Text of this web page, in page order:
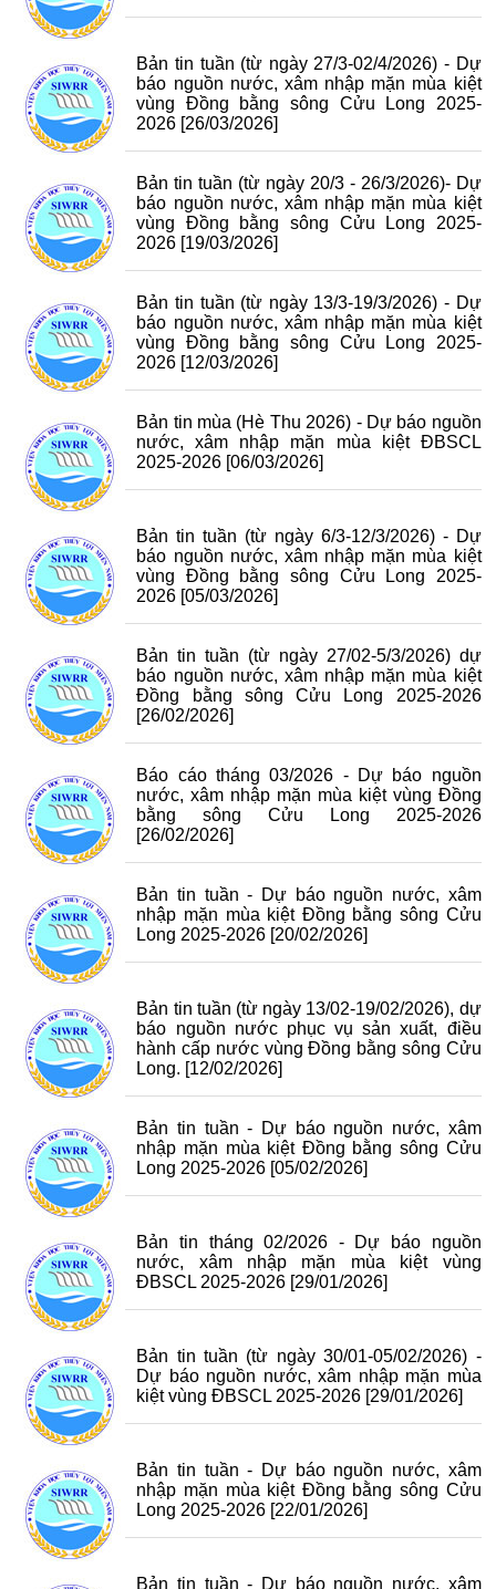
Bản tin tuần (từ ngày 27/3-02/4/2026) - Dự
báo nguồn nước, xâm nhập mặn mùa kiệt
vùng Đồng bằng sông Cửu Long 2025-
2026 [26/03/2026]
Bản tin tuần (từ ngày 20/3 - 26/3/2026)- Dự
báo nguồn nước, xâm nhập mặn mùa kiệt
vùng Đồng bằng sông Cửu Long 2025-
2026 [19/03/2026]
Bản tin tuần (từ ngày 13/3-19/3/2026) - Dự
báo nguồn nước, xâm nhập mặn mùa kiệt
vùng Đồng bằng sông Cửu Long 2025-
2026 [12/03/2026]
Bản tin mùa (Hè Thu 2026) - Dự báo nguồn
nước, xâm nhập mặn mùa kiệt ĐBSCL
2025-2026 [06/03/2026]
Bản tin tuần (từ ngày 6/3-12/3/2026) - Dự
báo nguồn nước, xâm nhập mặn mùa kiệt
vùng Đồng bằng sông Cửu Long 2025-
2026 [05/03/2026]
Bản tin tuần (từ ngày 27/02-5/3/2026) dự
báo nguồn nước, xâm nhập mặn mùa kiệt
Đồng bằng sông Cửu Long 2025-2026
[26/02/2026]
Báo cáo tháng 03/2026 - Dự báo nguồn
nước, xâm nhập mặn mùa kiệt vùng Đồng
bằng sông Cửu Long 2025-2026
[26/02/2026]
Bản tin tuần - Dự báo nguồn nước, xâm
nhập mặn mùa kiệt Đồng bằng sông Cửu
Long 2025-2026 [20/02/2026]
Bản tin tuần (từ ngày 13/02-19/02/2026), dự
báo nguồn nước phục vụ sản xuất, điều
hành cấp nước vùng Đồng bằng sông Cửu
Long. [12/02/2026]
Bản tin tuần - Dự báo nguồn nước, xâm
nhập mặn mùa kiệt Đồng bằng sông Cửu
Long 2025-2026 [05/02/2026]
Bản tin tháng 02/2026 - Dự báo nguồn
nước, xâm nhập mặn mùa kiệt vùng
ĐBSCL 2025-2026 [29/01/2026]
Bản tin tuần (từ ngày 30/01-05/02/2026) -
Dự báo nguồn nước, xâm nhập mặn mùa
kiệt vùng ĐBSCL 2025-2026 [29/01/2026]
Bản tin tuần - Dự báo nguồn nước, xâm
nhập mặn mùa kiệt Đồng bằng sông Cửu
Long 2025-2026 [22/01/2026]
Bản tin tuần - Dự báo nguồn nước, xâm